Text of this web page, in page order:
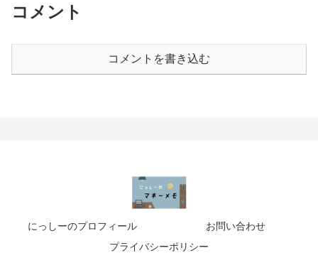
コメント
コメントを書き込む
にっしーのプロフィール
お問い合わせ
プライバシーポリシー